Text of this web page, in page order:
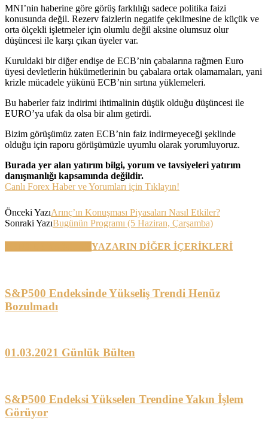
MNI’nin haberine göre görüş farklılığı sadece politika faizi
konusunda değil. Rezerv faizlerin negatife çekilmesine de küçük ve
orta ölçekli işletmeler için olumlu değil aksine olumsuz olur
düşüncesi ile karşı çıkan üyeler var.
Kuruldaki bir diğer endişe de ECB’nin çabalarına rağmen Euro
üyesi devletlerin hükümetlerinin bu çabalara ortak olamamaları, yani
krizle mücadele yükünü ECB’nin sırtına yüklemeleri.
Bu haberler faiz indirimi ihtimalinin düşük olduğu düşüncesi ile
EURO’ya ufak da olsa bir alım getirdi.
Bizim görüşümüz zaten ECB’nin faiz indirmeyeceği şeklinde
olduğu için raporu görüşümüzle uyumlu olarak yorumluyoruz.
Burada yer alan yatırım bilgi, yorum ve tavsiyeleri yatırım
danışmanlığı kapsamında değildir.
Canlı Forex Haber ve Yorumları için Tıklayın!
Önceki YazıArınç’ın Konuşması Piyasaları Nasıl Etkiler?
Sonraki YazıBugünün Programı (5 Haziran, Çarşamba)
YAZARIN DİĞER İÇERİKLERİ
S&P500 Endeksinde Yükseliş Trendi Henüz
Bozulmadı
01.03.2021 Günlük Bülten
S&P500 Endeksi Yükselen Trendine Yakın İşlem
Görüyor